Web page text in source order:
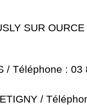
SUR
/ Téléphone : 03
/